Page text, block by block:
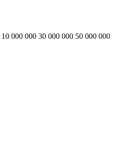
10 000 000 30 000 000 50 000 000